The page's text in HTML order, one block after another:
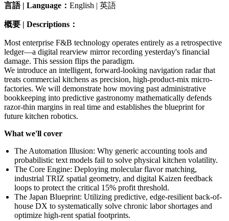
言語 | Language： English | 英語
概要 | Descriptions：
Most enterprise F&B technology operates entirely as a retrospective
ledger—a digital rearview mirror recording yesterday's financial
damage. This session flips the paradigm.
We introduce an intelligent, forward-looking navigation radar that
treats commercial kitchens as precision, high-product-mix micro-
factories. We will demonstrate how moving past administrative
bookkeeping into predictive gastronomy mathematically defends
razor-thin margins in real time and establishes the blueprint for
future kitchen robotics.
What we'll cover
The Automation Illusion: Why generic accounting tools and
probabilistic text models fail to solve physical kitchen volatility.
The Core Engine: Deploying molecular flavor matching,
industrial TRIZ spatial geometry, and digital Kaizen feedback
loops to protect the critical 15% profit threshold.
The Japan Blueprint: Utilizing predictive, edge-resilient back-of-
house DX to systematically solve chronic labor shortages and
optimize high-rent spatial footprints.